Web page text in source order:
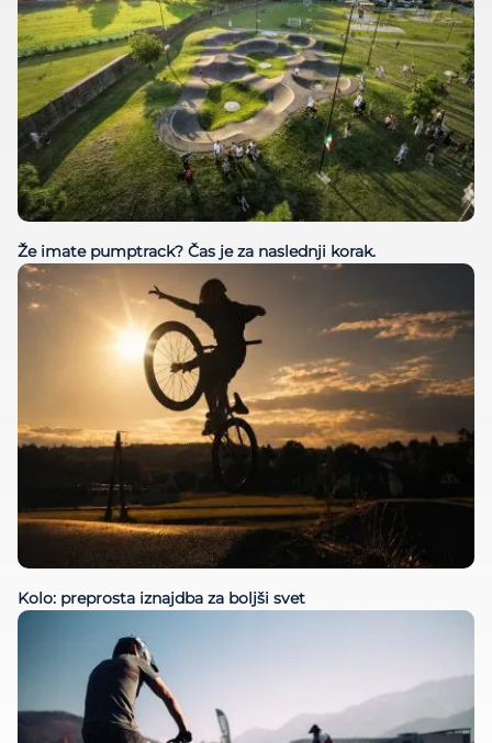
Že imate pumptrack? Čas je za naslednji korak.
Kolo: preprosta iznajdba za boljši svet